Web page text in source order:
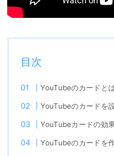
目次
YouTubeのカードと
YouTubeのカードを
YouTubeカードの効
YouTubeのカードを